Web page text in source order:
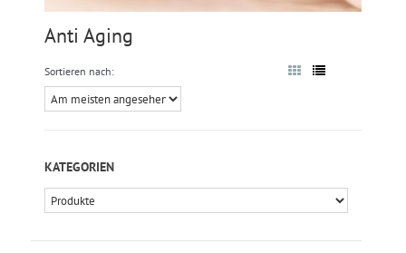
Anti Aging
Sortieren nach:
KATEGORIEN